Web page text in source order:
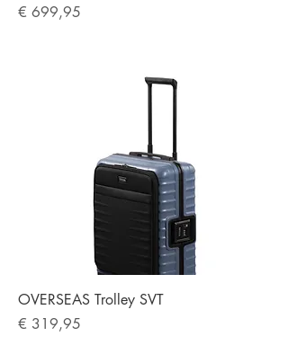
Preis
€ 699,95
OVERSEAS Trolley SVT
Preis
€ 319,95